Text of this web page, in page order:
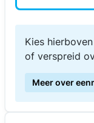
Kies
of verspreid
Meer over